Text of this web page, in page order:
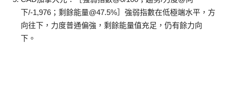
下/-1,976；剩餘能量@47.5%］強弱指數在低極端水平，方
向往下，力度普通偏強，剩餘能量值充足，仍有餘力向
下。